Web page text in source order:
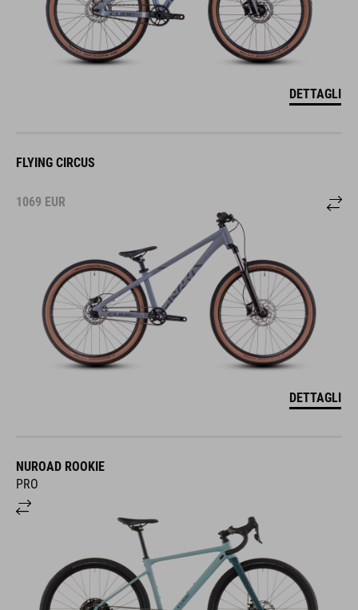
DETTAGLI
FLYING CIRCUS
1069 EUR
DETTAGLI
NUROAD ROOKIE
PRO